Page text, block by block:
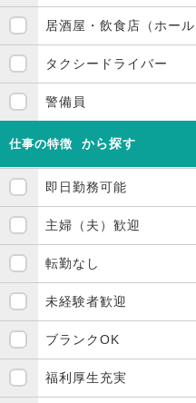
居酒屋・飲食店（ホール
タクシードライバー
警備員
仕事の特徴 から探す
即日勤務可能
主婦（夫）歓迎
転勤なし
未経験者歓迎
ブランクOK
福利厚生充実